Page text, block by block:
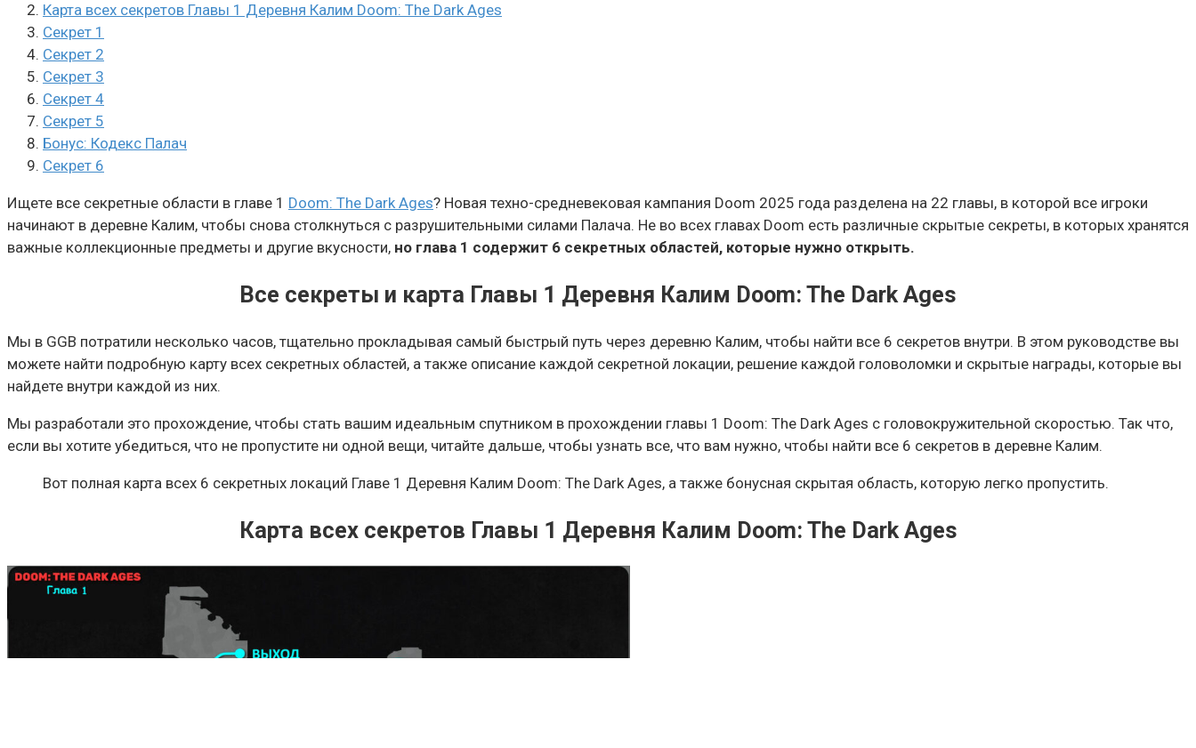
Карта всех секретов Главы 1 Деревня Калим Doom: The Dark Ages
Секрет 1
Секрет 2
Секрет 3
Секрет 4
Секрет 5
Бонус: Кодекс Палач
Секрет 6
Ищете все секретные области в главе 1 Doom: The Dark Ages? Новая техно-средневековая кампания Doom 2025 года разделена на 22 главы, в которой все игроки
начинают в деревне Калим, чтобы снова столкнуться с разрушительными силами Палача. Не во всех главах Doom есть различные скрытые секреты, в которых хранятся
важные коллекционные предметы и другие вкусности, но глава 1 содержит 6 секретных областей, которые нужно открыть.
Все секреты и карта Главы 1 Деревня Калим Doom: The Dark Ages
Мы в GGB потратили несколько часов, тщательно прокладывая самый быстрый путь через деревню Калим, чтобы найти все 6 секретов внутри. В этом руководстве вы
можете найти подробную карту всех секретных областей, а также описание каждой секретной локации, решение каждой головоломки и скрытые награды, которые вы
найдете внутри каждой из них.
Мы разработали это прохождение, чтобы стать вашим идеальным спутником в прохождении главы 1 Doom: The Dark Ages с головокружительной скоростью. Так что,
если вы хотите убедиться, что не пропустите ни одной вещи, читайте дальше, чтобы узнать все, что вам нужно, чтобы найти все 6 секретов в деревне Калим.
Вот полная карта всех 6 секретных локаций Главе 1 Деревня Калим Doom: The Dark Ages, а также бонусная скрытая область, которую легко пропустить.
Карта всех секретов Главы 1 Деревня Калим Doom: The Dark Ages